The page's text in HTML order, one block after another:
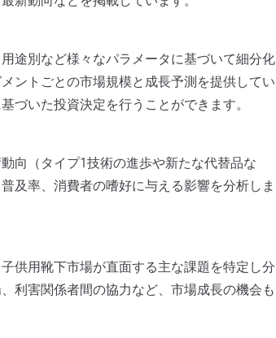
途別など様々なパラメータに基づいて細分化
ントごとの市場規模と成長予測を提供してい
づいた投資決定を行うことができます。
向（タイプ1技術の進歩や新たな代替品な
及率、消費者の嗜好に与える影響を分析しま
供用靴下市場が直面する主な課題を特定し分
利害関係者間の協力など、市場成長の機会も